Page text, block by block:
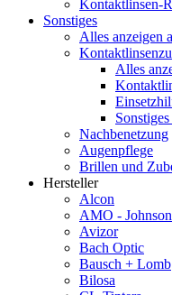
Kontaktlinsen-
Sonstiges
Alles anzeigen
Alles
Nachbenetzung
Augenpflege
Brillen und
Hersteller
Alcon
AMO -
Avizor
Bach Optic
Bausch + Lomb
Bilosa